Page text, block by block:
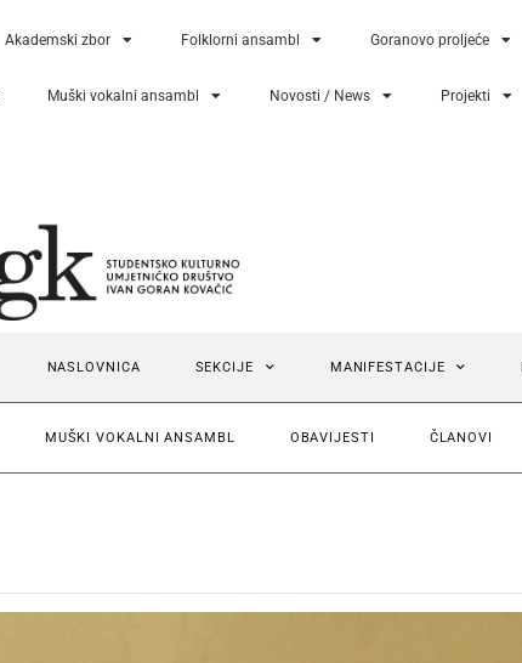
Akademski zbor Folklorni ansambl Goranovo proljeće
Muški vokalni ansambl Novosti / News Projekti
NASLOVNICA SEKCIJE MANIFESTACIJE
MUŠKI VOKALNI ANSAMBL OBAVIJESTI ČLANOVI